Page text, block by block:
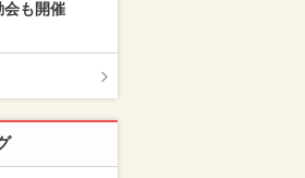
会も開催